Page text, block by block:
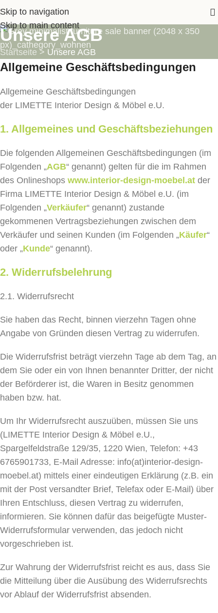
Skip to navigation
Skip to main content
Unsere AGB
Startseite > Unsere AGB
Allgemeine Geschäftsbedingungen
Allgemeine Geschäftsbedingungen
der LIMETTE Interior Design & Möbel e.U.
1. Allgemeines und Geschäftsbeziehungen
Die folgenden Allgemeinen Geschäftsbedingungen (im
Folgenden „AGB“ genannt) gelten für die im Rahmen
des Onlineshops www.interior-design-moebel.at der
Firma LIMETTE Interior Design & Möbel e.U. (im
Folgenden „Verkäufer“ genannt) zustande
gekommenen Vertragsbeziehungen zwischen dem
Verkäufer und seinen Kunden (im Folgenden „Käufer“
oder „Kunde“ genannt).
2. Widerrufsbelehrung
2.1. Widerrufsrecht
Sie haben das Recht, binnen vierzehn Tagen ohne
Angabe von Gründen diesen Vertrag zu widerrufen.
Die Widerrufsfrist beträgt vierzehn Tage ab dem Tag, an
dem Sie oder ein von Ihnen benannter Dritter, der nicht
der Beförderer ist, die Waren in Besitz genommen
haben bzw. hat.
Um Ihr Widerrufsrecht auszuüben, müssen Sie uns
(LIMETTE Interior Design & Möbel e.U.,
Spargelfeldstraße 129/35, 1220 Wien, Telefon: +43
6765901733, E-Mail Adresse: info(at)interior-design-
moebel.at) mittels einer eindeutigen Erklärung (z.B. ein
mit der Post versandter Brief, Telefax oder E-Mail) über
Ihren Entschluss, diesen Vertrag zu widerrufen,
informieren. Sie können dafür das beigefügte Muster-
Widerrufsformular verwenden, das jedoch nicht
vorgeschrieben ist.
Zur Wahrung der Widerrufsfrist reicht es aus, dass Sie
die Mitteilung über die Ausübung des Widerrufsrechts
vor Ablauf der Widerrufsfrist absenden.